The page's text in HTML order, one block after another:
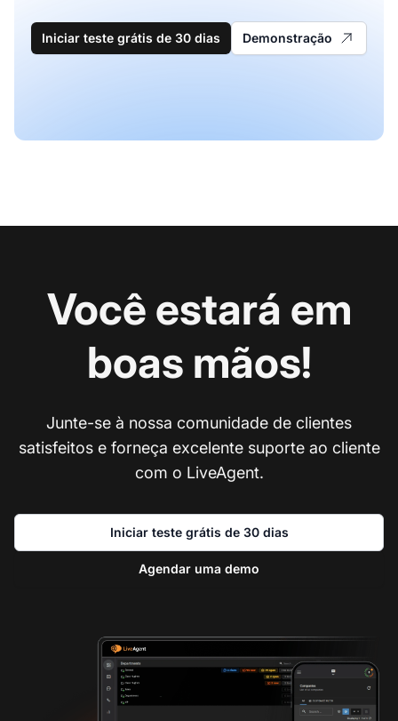
Iniciar teste grátis de 30 dias Demonstração
Você estará em
boas mãos!
Junte-se à nossa comunidade de clientes
satisfeitos e forneça excelente suporte ao cliente
com o LiveAgent.
Iniciar teste grátis de 30 dias
Agendar uma demo